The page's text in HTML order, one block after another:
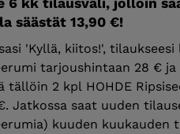
6 kk tilausväli, jolloin
säästät 13,90 €!
'Kyllä, kiitos!', tilaukseesi
tarjoushintaan 28 € ja
tällöin 2 kpl HOHDE
Jatkossa saat uuden
kuuden kuukauden